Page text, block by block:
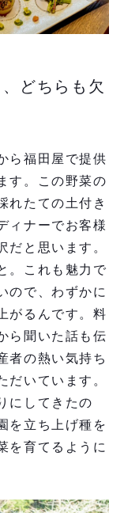
どちらも欠
ら福田屋で提供
す。この野菜の
れたての土付き
ィナーでお客様
だと思います。
。これも魅力で
ので、わずかに
がるんです。料
ら聞いた話も伝
者の熱い気持ち
だいています。
にしてきたの
を立ち上げ種を
を育てるように